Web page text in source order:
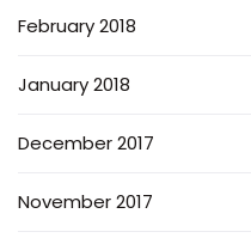
February 2018
January 2018
December 2017
November 2017